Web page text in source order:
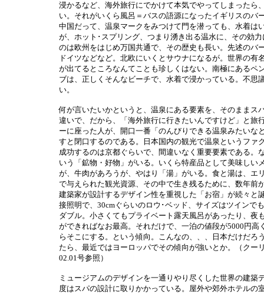
浸かるなど、海外旅行にでかけて本気でやってしまったら
い。それがいくら風呂＝バスの語源になったイギリスのバ
中国だって、温泉マークをみつけて門を潜っても、水着は
が、ホット･スプリング、つまり湧き出る温水に、その効
のは欧州をはじめ万国共通で、その歴史も長い。先述のバ
ドイツなどなど。北欧にいくとサウナになるが。世界の有
が出てるところなんてことも珍しくはない。南極にあるペ
ブは、正しくそんなビーチで、水着で浸かっている。不思
い。
何が言いたいかというと、温泉にある要素を、そのままス
違いで、だから、「海外旅行に行きたいんですけど」と旅
ーに座った人が、開口一番「のんびりできる温泉みたいな
すと閉口するのである。日本国内の観光で温泉というファ
成功するのは京都ぐらいで、間違いなく重要要素である。
いう「鉱物・好物」がいる。いくら特産品として美味しい
が、牛肉があろうが、やはり「湯」がいる。食と湯は、エ
で与えられた観光資源、その中で生き残るために、数年前
建築家が設計するデザイン性を重視した「お宿」が続々と
接照明で、30cmぐらいのロウ･ベッド、サイズはツインで
ダブル。小さくてもプライベート露天風呂があったり、夜
ができればなお最高。それだけで、一泊の値段が5000円高
らそこにする。という傾向。こんなの、、、日本だけだろ
たら、最近ではヨーロッパでその傾向が強いとか。（クー
02.01号参照）
ミュージアムのデザインを一通りやり尽くした世界の建築
度はスパの設計に取りかかっている。屋外や郊外ホテルの